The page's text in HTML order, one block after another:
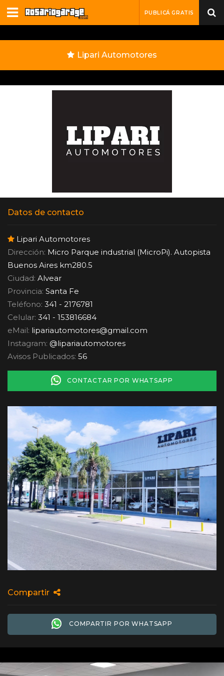
PUBLICÁ GRATIS
Lipari Automotores
Datos de contacto
Lipari Automotores
Dirección: Micro Parque industrial (MicroPi). Autopista
Buenos Aires km280.5
Ciudad: Alvear
Provincia: Santa Fe
Teléfono: 341 - 2176781
Celular: 341 - 153816684
eMail: lipariautomotores@gmail.com
Instagram: @lipariautomotores
Avisos Publicados: 56
CONTACTAR POR WHATSAPP
Compartir
COMPARTIR POR WHATSAPP